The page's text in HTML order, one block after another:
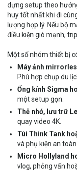
dựng setup theo
huy tốt nhất khi đi
lượng hợp lý. Nếu bộ
điều kiện gió mạnh,
Một số nhóm thiết bị
Máy ảnh
Phù hợp chụp du
Ống kính Sigma
một setup gọn.
Thẻ nhớ, lưu trữ
quay video 4K.
Túi Think Tank
và phụ kiện an
Micro Hollyland
vlog, phỏng vấn